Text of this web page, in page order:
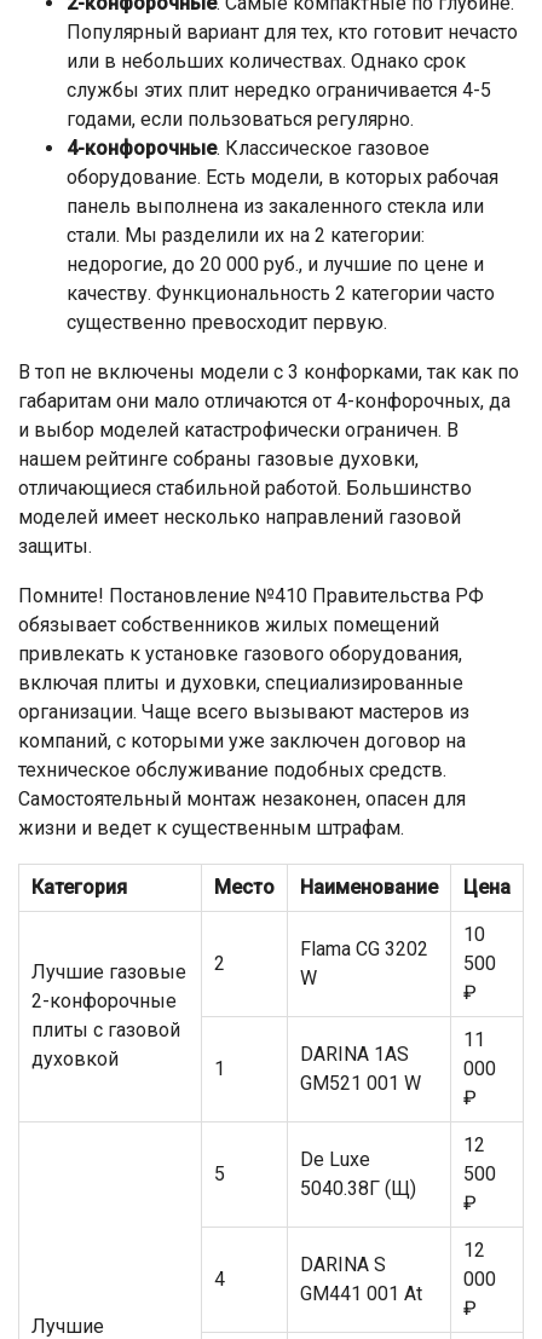
Популярный вариант для тех, кто готовит нечасто
или в небольших количествах. Однако срок
службы этих плит нередко ограничивается 4-5
годами, если пользоваться регулярно.
4-конфорочные. Классическое газовое
оборудование. Есть модели, в которых рабочая
панель выполнена из закаленного стекла или
стали. Мы разделили их на 2 категории:
недорогие, до 20 000 руб., и лучшие по цене и
качеству. Функциональность 2 категории часто
существенно превосходит первую.
В топ не включены модели с 3 конфорками, так как по
габаритам они мало отличаются от 4-конфорочных, да
и выбор моделей катастрофически ограничен. В
нашем рейтинге собраны газовые духовки,
отличающиеся стабильной работой. Большинство
моделей имеет несколько направлений газовой
защиты.
Помните! Постановление №410 Правительства РФ
обязывает собственников жилых помещений
привлекать к установке газового оборудования,
включая плиты и духовки, специализированные
организации. Чаще всего вызывают мастеров из
компаний, с которыми уже заключен договор на
техническое обслуживание подобных средств.
Самостоятельный монтаж незаконен, опасен для
жизни и ведет к существенным штрафам.
Категория Место Наименование Цена
Лучшие газовые
2-конфорочные
плиты с газовой
духовкой
2
Flama CG 3202
W
10
500
₽
1
DARINA 1AS
GM521 001 W
11
000
₽
Лучшие
5
De Luxe
5040.38Г (Щ)
12
500
₽
4
DARINA S
GM441 001 At
12
000
₽